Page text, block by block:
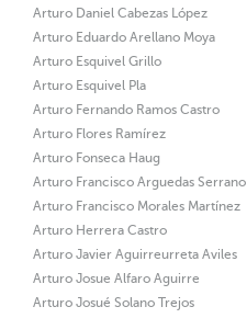
Arturo Daniel Cabezas López
Arturo Eduardo Arellano Moya
Arturo Esquivel Grillo
Arturo Esquivel Pla
Arturo Fernando Ramos Castro
Arturo Flores Ramírez
Arturo Fonseca Haug
Arturo Francisco Arguedas Serrano
Arturo Francisco Morales Martínez
Arturo Herrera Castro
Arturo Javier Aguirreurreta Aviles
Arturo Josue Alfaro Aguirre
Arturo Josué Solano Trejos